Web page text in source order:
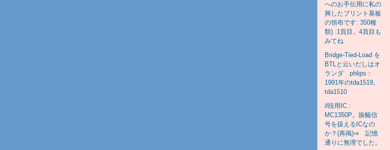
へのお手伝用に私の
興したプリント基板
の領布です: 350種
類) :1頁目。4頁目も
みてね
Bridge-Tied-Load を
BTLと云いだしはオ
ランダ phlips：
1991年のtda1519。
tda1510
if段用IC :
MC1350P。振幅信
号を扱えるICなの
か？(再掲)⇒ 記憶
通りに無理でした。